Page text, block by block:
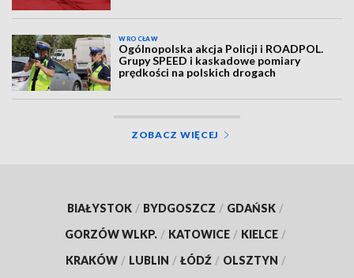
WROCŁAW
Ogólnopolska akcja Policji i ROADPOL.
Grupy SPEED i kaskadowe pomiary
prędkości na polskich drogach
ZOBACZ WIĘCEJ
BIAŁYSTOK / BYDGOSZCZ / GDAŃSK /
GORZÓW WLKP. / KATOWICE / KIELCE /
KRAKÓW / LUBLIN / ŁÓDŹ / OLSZTYN /